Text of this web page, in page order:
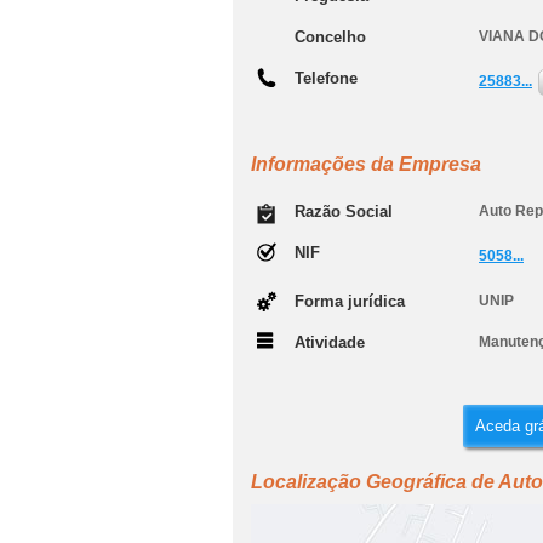
Concelho VIANA
Telefone 25883...
Informações da Empresa
Razão Social Auto
NIF 5058...
Forma jurídica UNIP
Atividade
Aceda
Localização Geográfica de